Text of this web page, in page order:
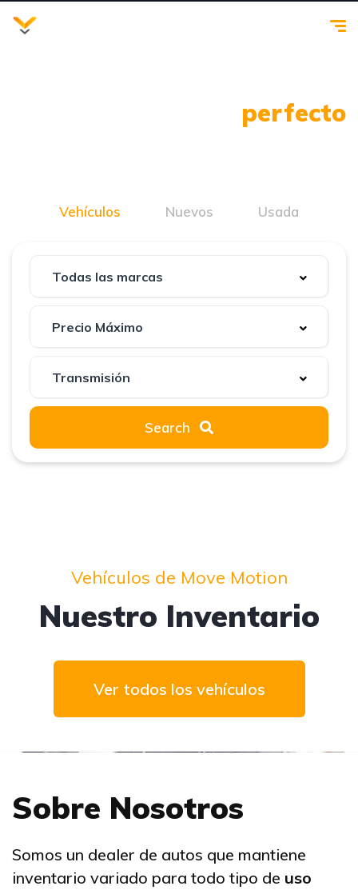
perfecto
Vehículos Nuevos Usada
Search
Vehículos de Move Motion
Nuestro Inventario
Ver todos los vehículos
Sobre Nosotros
Somos un dealer de autos que mantiene
inventario variado para todo tipo de uso